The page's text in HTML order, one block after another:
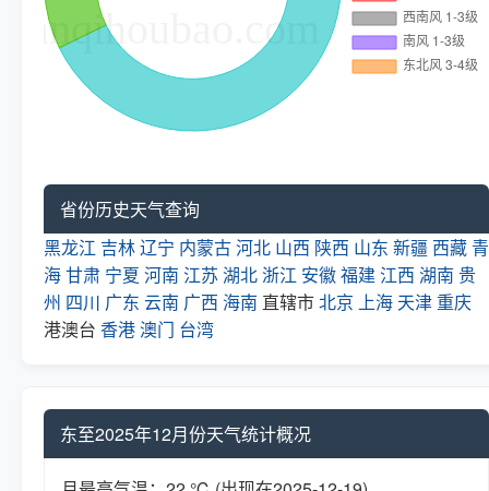
省份历史天气查询
黑龙江 吉林辽宁 内蒙古河北 山西 陕西 山东 新疆 西藏 青
海甘肃 宁夏 河南 江苏 湖北 浙江 安徽福建 江西 湖南 贵
州 四川 广东 云南 广西 海南 直辖市北京 上海 天津 重庆
港澳台 香港澳门 台湾
东至2025年12月份天气统计概况